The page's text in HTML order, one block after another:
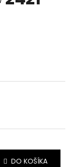
DO KOŠÍKA